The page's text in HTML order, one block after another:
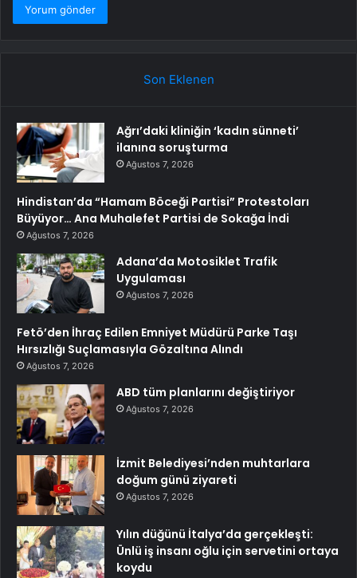
Son Eklenen
Ağrı’daki kliniğin ‘kadın sünneti’
ilanına soruşturma
Ağustos 7, 2026
Hindistan’da “Hamam Böceği Partisi” Protestoları
Büyüyor… Ana Muhalefet Partisi de Sokağa İndi
Ağustos 7, 2026
Adana’da Motosiklet Trafik
Uygulaması
Ağustos 7, 2026
Fetö’den İhraç Edilen Emniyet Müdürü Parke Taşı
Hırsızlığı Suçlamasıyla Gözaltına Alındı
Ağustos 7, 2026
ABD tüm planlarını değiştiriyor
Ağustos 7, 2026
İzmit Belediyesi’nden muhtarlara
doğum günü ziyareti
Ağustos 7, 2026
Yılın düğünü İtalya’da gerçekleşti:
Ünlü iş insanı oğlu için servetini ortaya
koydu